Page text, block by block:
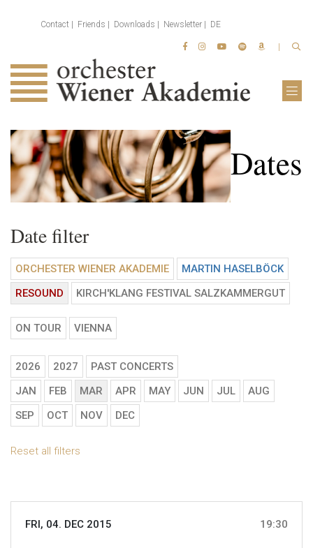
Contact Friends Downloads Newsletter DE
Dates
Date filter
ORCHESTER WIENER AKADEMIE
MARTIN HASELBÖCK
RESOUND
KIRCH'KLANG FESTIVAL SALZKAMMERGUT
ON TOUR VIENNA
2026 2027
PAST CONCERTS
JAN
FEB MAR APR MAY JUN JUL
AUG
SEP
OCT NOV DEC
Reset all filters
FRI, 04. DEC 2015 19:30